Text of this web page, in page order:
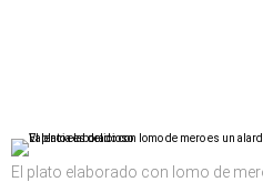
El plato elaborado con lomo de